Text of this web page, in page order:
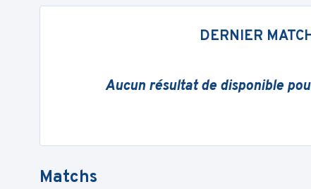
DERNIER
Aucun résultat de disponible
Matchs